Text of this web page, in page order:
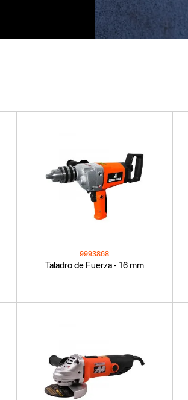
Taladro de Fuerza - 16 mm
9993868